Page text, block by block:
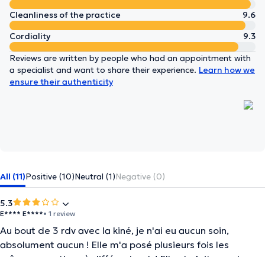
Cleanliness of the practice
9.6
Cordiality
9.3
Reviews are written by people who had an appointment with
a specialist and want to share their experience. Learn how we
ensure their authenticity
All (11)Positive (10)Neutral (1)Negative (0)
5.3
E**** E****• 1 review
Au bout de 3 rdv avec la kiné, je n'ai eu aucun soin,
absolument aucun ! Elle m'a posé plusieurs fois les